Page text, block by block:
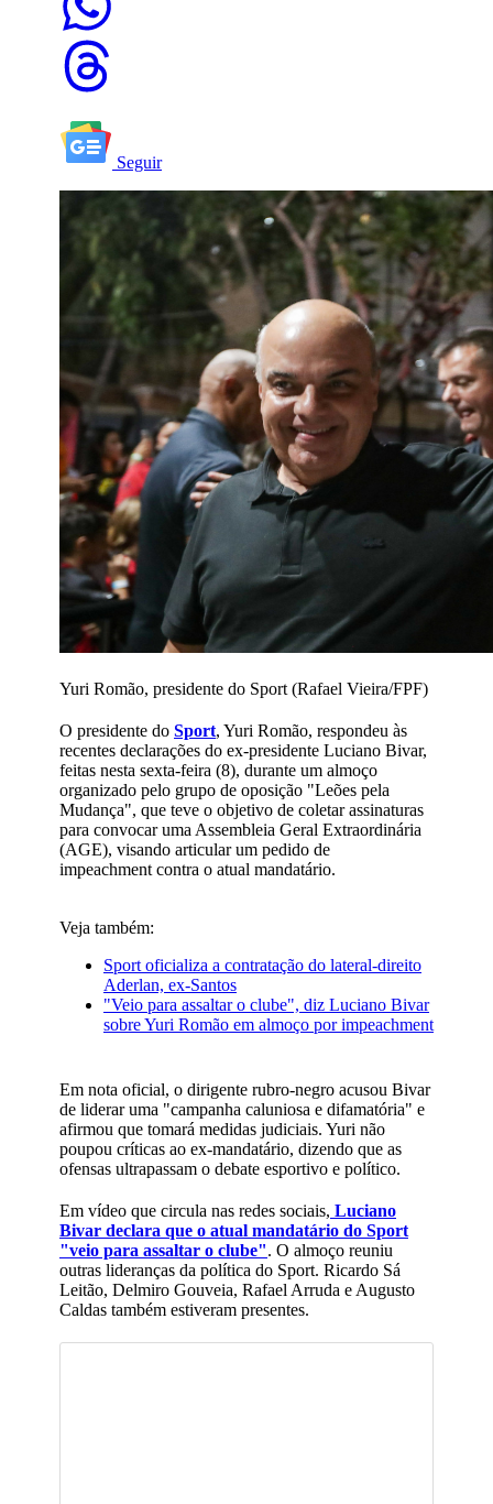
Seguir
Yuri Romão, presidente do Sport (Rafael Vieira/FPF)
O presidente do Sport, Yuri Romão, respondeu às
recentes declarações do ex-presidente Luciano Bivar,
feitas nesta sexta-feira (8), durante um almoço
organizado pelo grupo de oposição "Leões pela
Mudança", que teve o objetivo de coletar assinaturas
para convocar uma Assembleia Geral Extraordinária
(AGE), visando articular um pedido de
impeachment contra o atual mandatário.
Veja também:
Sport oficializa a contratação do lateral-direito
Aderlan, ex-Santos
"Veio para assaltar o clube", diz Luciano Bivar
sobre Yuri Romão em almoço por impeachment
Em nota oficial, o dirigente rubro-negro acusou Bivar
de liderar uma "campanha caluniosa e difamatória" e
afirmou que tomará medidas judiciais. Yuri não
poupou críticas ao ex-mandatário, dizendo que as
ofensas ultrapassam o debate esportivo e político.
Em vídeo que circula nas redes sociais, Luciano
Bivar declara que o atual mandatário do Sport
"veio para assaltar o clube". O almoço reuniu
outras lideranças da política do Sport. Ricardo Sá
Leitão, Delmiro Gouveia, Rafael Arruda e Augusto
Caldas também estiveram presentes.